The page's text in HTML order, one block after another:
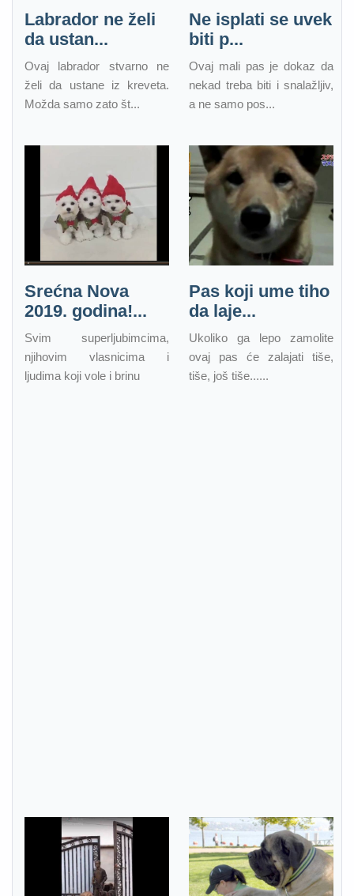
Labrador ne želi
da ustan...
Ovaj labrador stvarno ne
želi da ustane iz kreveta.
Možda samo zato št...
Ne isplati se uvek
biti p...
Ovaj mali pas je dokaz da
nekad treba biti i snalažljiv,
a ne samo pos...
Srećna Nova
2019. godina!...
Svim superljubimcima,
njihovim vlasnicima i
ljudima koji vole i brinu
Pas koji ume tiho
da laje...
Ukoliko ga lepo zamolite
ovaj pas će zalajati tiše,
tiše, još tiše......